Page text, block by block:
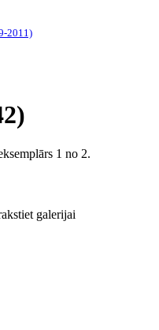
2011)
1 no 2.
galerijai